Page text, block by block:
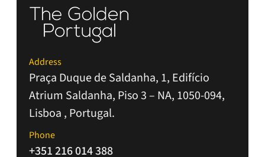
Address
Praça Duque de Saldanha, 1, Edifício
Atrium Saldanha, Piso 3 – NA, 1050-094,
Lisboa , Portugal.
Phone
+351 216 014 388